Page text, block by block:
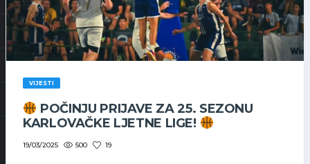
VIJESTI
POČINJU PRIJAVE ZA 25. SEZONU
KARLOVAČKE LJETNE LIGE!
19/03/2025 500 19